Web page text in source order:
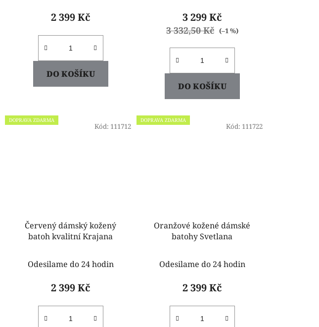
2 399 Kč
DO KOŠÍKU
3 299 Kč
3 332,50 Kč (–1 %)
DO KOŠÍKU
DOPRAVA ZDARMA
Červený dámský kožený
batoh kvalitní Krajana
Odesilame do 24 hodin
2 399 Kč
Kód: 111712
DOPRAVA ZDARMA
Oranžové kožené dámské
batohy Svetlana
Odesilame do 24 hodin
2 399 Kč
Kód: 111722